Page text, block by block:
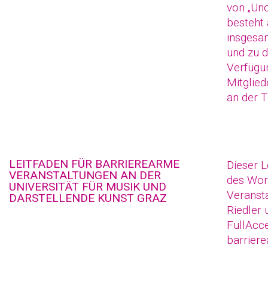
von
besteht
und zu
an der
LEITFADEN FÜR BARRIEREARME
VERANSTALTUNGEN AN DER
UNIVERSITÄT FÜR MUSIK UND
DARSTELLENDE KUNST GRAZ
Dieser
des
Riedler